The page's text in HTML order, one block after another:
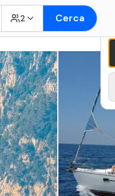
2 Cerca